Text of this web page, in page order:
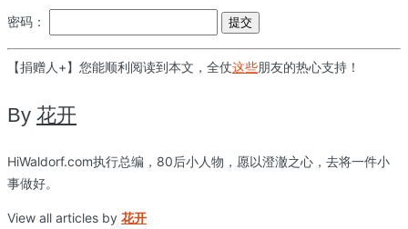
密码：
【捐赠人+】您能顺利阅读到本文，全仗这些朋友的热心支持！
By 花开
HiWaldorf.com执行总编，80后小人物，愿以澄澈之心，去将一件小
事做好。
View all articles by 花开